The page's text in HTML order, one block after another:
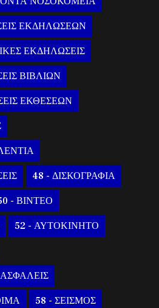
ΕΚΔΗΛΩΣΕΩΝ
ΕΚΔΗΛΩΣΕΙΣ
ΒΙΒΛΙΩΝ
ΕΚΘΕΣΕΩΝ
48 - ΔΙΣΚΟΓΡΑΦΙΑ
- ΒΙΝΤΕΟ
52 - ΑΥΤΟΚΙΝΗΤΟ
58 - ΣΕΙΣΜΟΣ